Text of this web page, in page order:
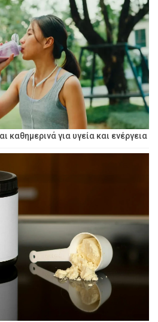
καθημερινά για υγεία και ενέργεια